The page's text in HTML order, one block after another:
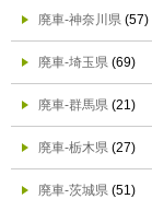
廃車-神奈川県 (57)
廃車-埼玉県 (69)
廃車-群馬県 (21)
廃車-栃木県 (27)
廃車-茨城県 (51)